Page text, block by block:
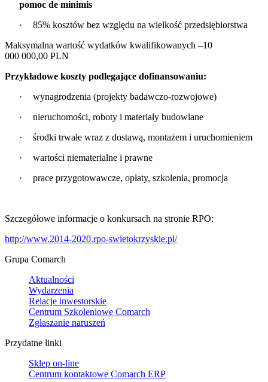
pomoc de minimis
·
85% kosztów bez względu na wielkość przedsiębiorstwa
Maksymalna wartość wydatków kwalifikowanych –10
000 000,00 PLN
Przykładowe koszty podlegające dofinansowaniu:
·
wynagrodzenia (projekty badawczo-rozwojowe)
·
nieruchomości, roboty i materiały budowlane
·
środki trwałe wraz z dostawą, montażem i uruchomieniem
·
wartości niematerialne i prawne
·
prace przygotowawcze, opłaty, szkolenia, promocja
Szczegółowe informacje o konkursach na stronie RPO:
http://www.2014-2020.rpo-swietokrzyskie.pl/
Grupa Comarch
Aktualności
Wydarzenia
Relacje inwestorskie
Centrum Szkoleniowe Comarch
Zgłaszanie naruszeń
Przydatne linki
Sklep on-line
Centrum kontaktowe Comarch ERP